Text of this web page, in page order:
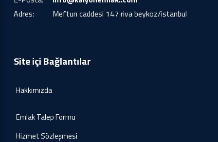
Adres:
Meftun caddesi 147 riva beykoz/istanbul
Site içi Bağlantılar
Hakkımızda
Emlak Talep Formu
Hizmet Sözleşmesi